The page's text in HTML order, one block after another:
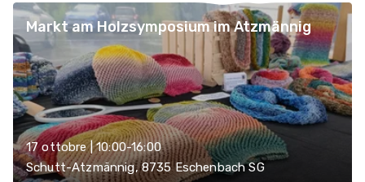
Markt am Holzsymposium im Atzmännig
17 ottobre | 10:00-16:00
Schutt-Atzmännig, 8735 Eschenbach SG